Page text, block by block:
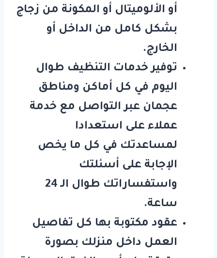
أو الألوميتال أو المكونة من زجاج
بشكل كامل من الداخل أو
الخارج.
توفير خدمات التنظيف طوال
اليوم في كل أماكن ومناطق
عجمان عبر التواصل مع خدمة
عملاء على استعدادا
لمساعدتك في كل ما يخص
الإجابة على أسئلتك
واستفساراتك طوال الـ 24
ساعة.
عقود مكتوبة بها كل تفاصيل
العمل داخل منزلك بصورة